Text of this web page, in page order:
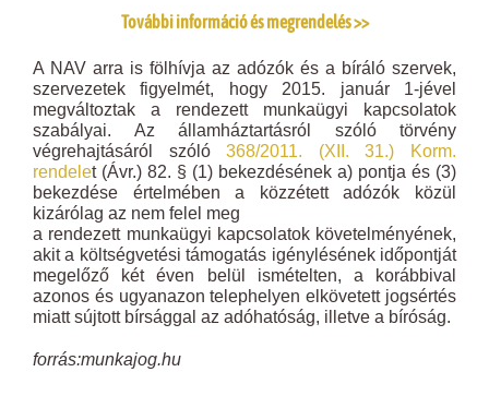
További információ és megrendelés >>
A NAV arra is fölhívja az adózók és a bíráló szervek,
szervezetek figyelmét, hogy 2015. január 1-jével
megváltoztak a rendezett munkaügyi kapcsolatok
szabályai. Az államháztartásról szóló törvény
végrehajtásáról szóló368/2011. (XII. 31.) Korm.
rendelet (Ávr.) 82. § (1) bekezdésének a) pontja és (3)
bekezdése értelmében a közzétett adózók közül
kizárólag az nem felel meg
a rendezett munkaügyi kapcsolatok követelményének,
akit a költségvetési támogatás igénylésének időpontját
megelőző két éven belül ismételten, a korábbival
azonos és ugyanazon telephelyen elkövetett jogsértés
miatt sújtott bírsággal az adóhatóság, illetve a bíróság.
forrás:munkajog.hu